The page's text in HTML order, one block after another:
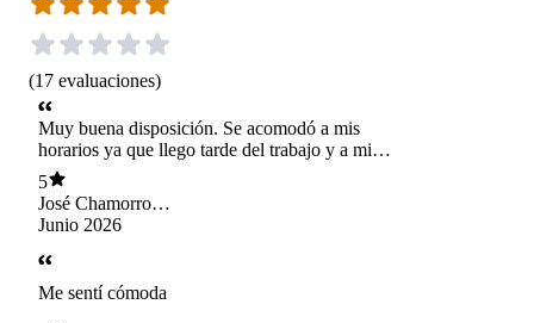
(17 evaluaciones)
Muy buena disposición. Se acomodó a mis
horarios ya que llego tarde del trabajo y a mi
situación económica que es un poco frágil ya
que estuve sin trabajo varios meses. Una gran
profesional, siento que cada sesión tengo mayor
claridad de como me siento respecto a distintos
temas.
5
José Chamorro
Barredo
Junio 2026
Me sentí cómoda